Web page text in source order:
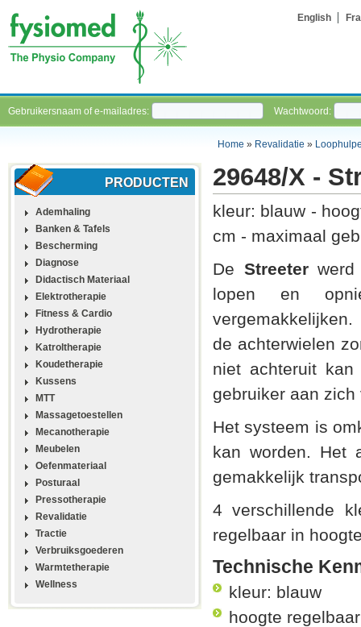
English
Gebruikersnaam of e-mailadres: Wachtwoord:
Home » Revalidatie »
PRODUCTEN
Ademhaling
Banken & Tafels
Bescherming
Diagnose
Didactisch Materiaal
Elektrotherapie
Fitness & Cardio
Hydrotherapie
Katroltherapie
Koudetherapie
Kussens
MTT
Massagetoestellen
Mecanotherapie
Meubelen
Oefenmateriaal
Posturaal
Pressotherapie
Revalidatie
Tractie
Verbruiksgoederen
Warmtetherapie
Wellness
29648/X -
kleur: blauw -
cm - maximaal
De Streeterwerd
lopen en
de achterwielen
niet achteruit
gebruiker aan
Het systeem is
kan worden. Het
gemakkelijk
4 verschillende
regelbaar in
Technische
kleur: blauw
hoogte